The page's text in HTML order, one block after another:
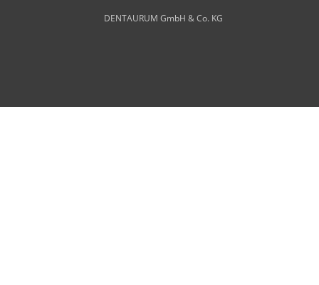
DENTAURUM GmbH & Co. KG